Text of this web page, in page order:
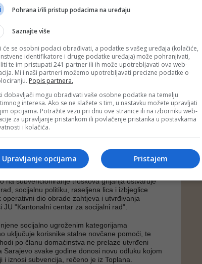
i drugih troškova poslovanja koji utiču na pružanje
da je u proteklih nekoliko godina cijena
energije i vode, enormno konstantno rasla, a
nije u potpunosti pratila rast cijene prirodnog
neodobravanje cijene centralnog grijanja
prirodnog gasa, stvara gubitak u poslovanju, a
centralnog zagrijavanja Kantona Sarajevo
cijena bila je nužna, poručeno je iz Toplana.
uprkos izuzetno složenim ekonomskim
rasta troškova, godinama ulagalo dodatne
stabilnost sistema i kontinuitet isporuke toplotne
bez prekida i bez ugrožavanja kvaliteta usluge.
stabilno, sigurno i održivo funkcionisanje
te očuvala njegova dugoročna održivost,
nakon povećanja prirodnog gasa i ostalih
je nužan i odgovoran korak, navodi se u
na subvencioniranje troškova grijanja ostvaruje
socijalnu politiku, raseljena lica i izbjeglice
operativni dio obrade zahtjeva i utvrđivanja
JU "Kantonalni centar za socijalni rad".
socijalno ugroženim kategorijama
uključuje korisnike stalne novčane pomoći, te
po članu domaćinstva ne prelaze utvrđeni
Sarajevo svake godine donosi novu odluku kojom
i iznosi subvencija, rečeno je iz Toplana.
Pohrana i/ili pristup podacima na uređaju
Saznajte više
će se osobni podaci obrađivati, a podatke s vašeg uređaja (kolačiće,
identifikatore i druge podatke uređaja) može pohranjivati,
te im pristupati 241 partner ili ih može upotrebljavati ova web-
Mi i naši partneri možemo upotrebljavati precizne podatke o
Popis partnera.
dobavljači mogu obrađivati vaše osobne podatke na temelju
interesa. Ako se ne slažete s tim, u nastavku možete upravljati
opcijama. Potražite vezu pri dnu ove stranice ili na izborniku web-
za upravljanje pristankom ili povlačenje pristanka u postavkama
i kolačića.
Pristajem
Upravljanje opcijama